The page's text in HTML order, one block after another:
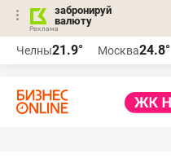
забронируй
валюту
Челны21.9° Москва24.8°